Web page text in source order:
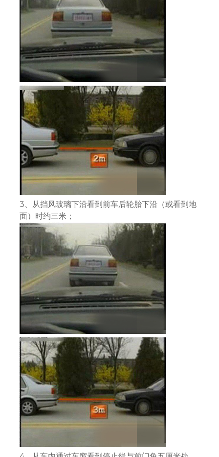
3、从挡风玻璃下沿看到前车后轮胎下沿（或看到地
面）时约三米；